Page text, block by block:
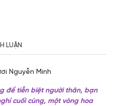
LUẬN
để tiễn biệt người thân, bạn
cuối cùng, một vòng hoa